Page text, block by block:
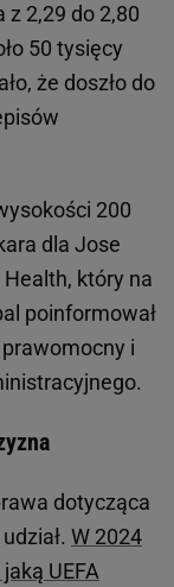
z 2,29 do 2,80
50 tysięcy
że doszło do
200
dla Jose
który na
poinformował
i
dotycząca
W 2024
UEFA